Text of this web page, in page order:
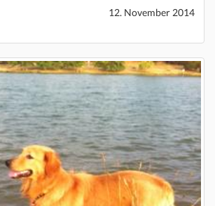
12. November 2014